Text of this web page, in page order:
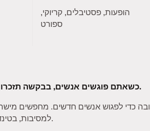
הופעות, פסטיבלים, קריוקי,
ספורט
כשאתם פוגשים אנשים, בבקשהשלנו.
כדי לפגוש אנשים חדשים. מחפשים
למסיבות, בטינדר תוכלו לדבר עם אנשים על הדברים שאתם הכי נהנים לעשות.